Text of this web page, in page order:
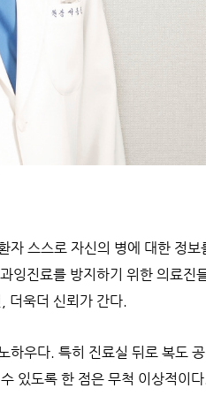
자 스스로 자신의 병에 대한 정보
잉진료를 방지하기 위한 의료진
더욱더 신뢰가 간다.
하우다. 특히 진료실 뒤로 복도
있도록 한 점은 무척 이상적이다